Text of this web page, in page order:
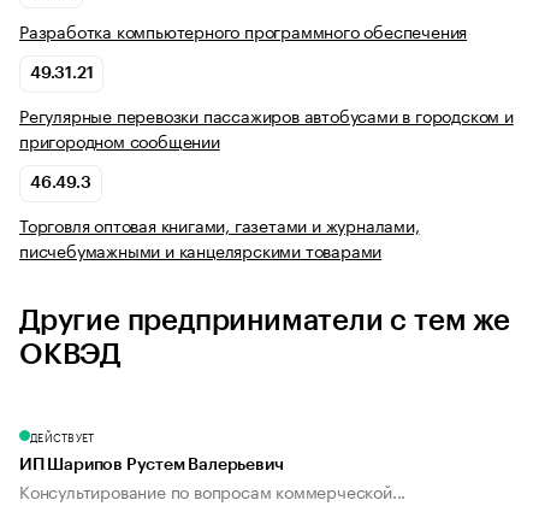
Разработка компьютерного программного обеспечения
49.31.21
Регулярные перевозки пассажиров автобусами в городском и
пригородном сообщении
46.49.3
Торговля оптовая книгами, газетами и журналами,
писчебумажными и канцелярскими товарами
Другие предприниматели с тем же
ОКВЭД
ДЕЙСТВУЕТ
ИП Шарипов Рустем Валерьевич
Консультирование по вопросам коммерческой...